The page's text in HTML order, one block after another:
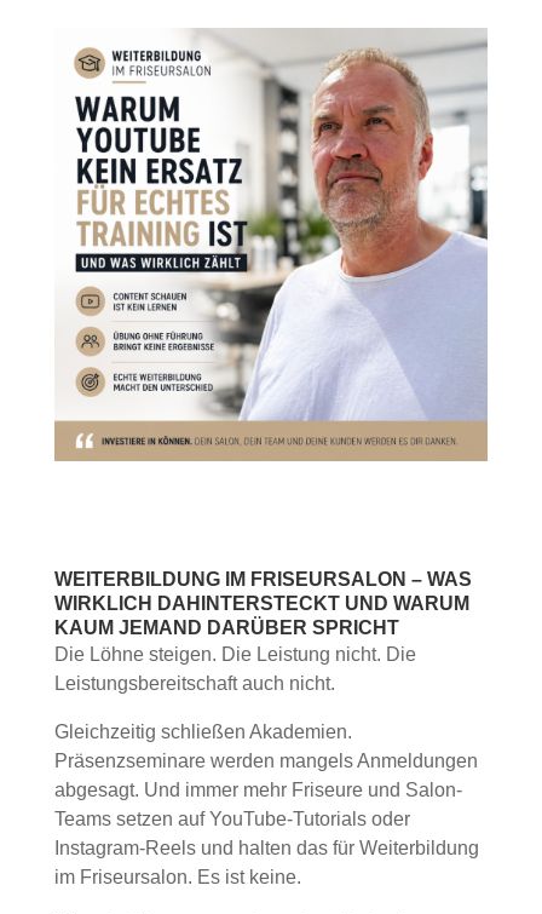
WEITERBILDUNG IM FRISEURSALON – WAS
WIRKLICH DAHINTERSTECKT UND WARUM
KAUM JEMAND DARÜBER SPRICHT
Die Löhne steigen. Die Leistung nicht. Die
Leistungsbereitschaft auch nicht.
Gleichzeitig schließen Akademien.
Präsenzseminare werden mangels Anmeldungen
abgesagt. Und immer mehr Friseure und Salon-
Teams setzen auf YouTube-Tutorials oder
Instagram-Reels und halten das für Weiterbildung
im Friseursalon. Es ist keine.